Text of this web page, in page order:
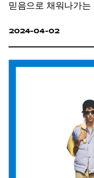
믿음으로 채워나가
2024-04-02